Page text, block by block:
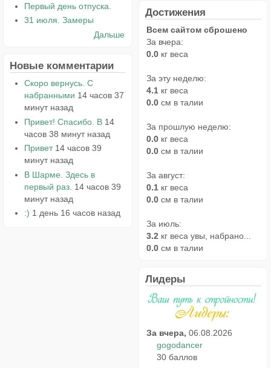
Первый день отпуска.
31 июля. Замеры
Дальше
Новые комментарии
Скоро вернусь. С
набранными 14 часов 37
минут назад
Привет! Спасибо. В 14
часов 38 минут назад
Привет 14 часов 39
минут назад
В Шарме. Здесь в
первый раз. 14 часов 39
минут назад
:) 1 день 16 часов назад
Достижения
Всем сайтом сброшено
За вчера:
0.0 кг веса
За эту неделю:
4.1 кг веса
0.0 см в талии
За прошлую неделю:
0.0 кг веса
0.0 см в талии
За август:
0.1 кг веса
0.0 см в талии
За июль:
3.2 кг веса увы, набрано...
0.0 см в талии
Лидеры
За вчера, 06.08.2026
gogodancer
30 баллов